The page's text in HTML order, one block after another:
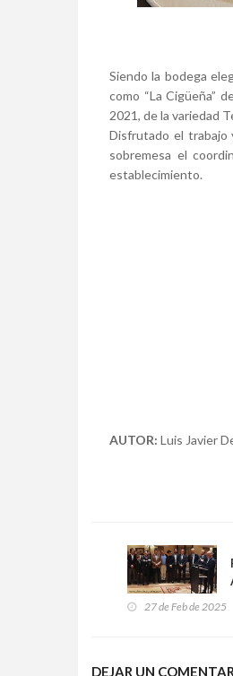
Siendo la bodega
como “La Cigüeña”
2021, de la variedad
Disfrutado el trabajo
sobremesa el
establecimiento.
AUTOR: Luis Javier
27 de Feb de 2025
DEJAR UN